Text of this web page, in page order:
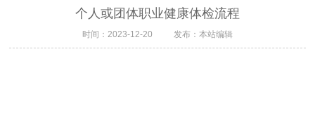
个人或团体职业健康体检流程
时间：2023-12-20 发布：本站编辑